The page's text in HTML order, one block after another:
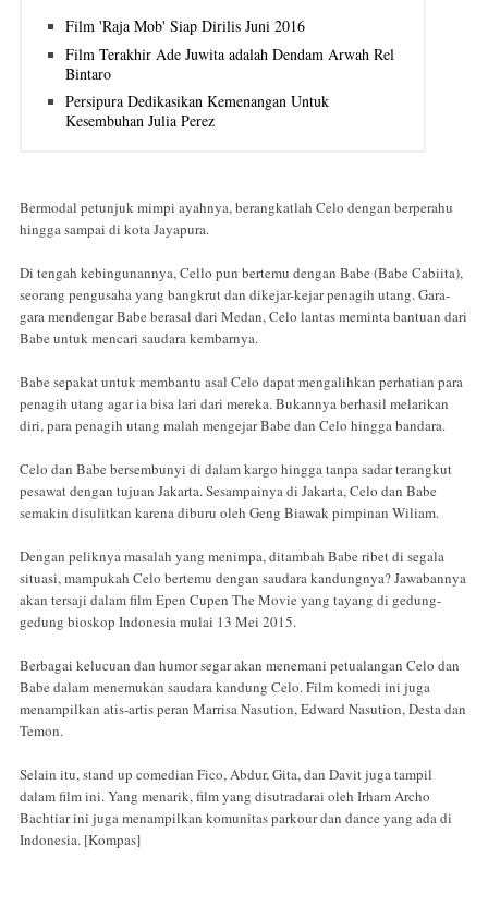
Film 'Raja Mob' Siap Dirilis Juni 2016
Film Terakhir Ade Juwita adalah Dendam Arwah Rel
Bintaro
Persipura Dedikasikan Kemenangan Untuk
Kesembuhan Julia Perez
Bermodal petunjuk mimpi ayahnya, berangkatlah Celo dengan berperahu
hingga sampai di kota Jayapura.
Di tengah kebingunannya, Cello pun bertemu dengan Babe (Babe Cabiita),
seorang pengusaha yang bangkrut dan dikejar-kejar penagih utang. Gara-
gara mendengar Babe berasal dari Medan, Celo lantas meminta bantuan dari
Babe untuk mencari saudara kembarnya.
Babe sepakat untuk membantu asal Celo dapat mengalihkan perhatian para
penagih utang agar ia bisa lari dari mereka. Bukannya berhasil melarikan
diri, para penagih utang malah mengejar Babe dan Celo hingga bandara.
Celo dan Babe bersembunyi di dalam kargo hingga tanpa sadar terangkut
pesawat dengan tujuan Jakarta. Sesampainya di Jakarta, Celo dan Babe
semakin disulitkan karena diburu oleh Geng Biawak pimpinan Wiliam.
Dengan peliknya masalah yang menimpa, ditambah Babe ribet di segala
situasi, mampukah Celo bertemu dengan saudara kandungnya? Jawabannya
akan tersaji dalam film Epen Cupen The Movie yang tayang di gedung-
gedung bioskop Indonesia mulai 13 Mei 2015.
Berbagai kelucuan dan humor segar akan menemani petualangan Celo dan
Babe dalam menemukan saudara kandung Celo. Film komedi ini juga
menampilkan atis-artis peran Marrisa Nasution, Edward Nasution, Desta dan
Temon.
Selain itu, stand up comedian Fico, Abdur, Gita, dan Davit juga tampil
dalam film ini. Yang menarik, film yang disutradarai oleh Irham Archo
Bachtiar ini juga menampilkan komunitas parkour dan dance yang ada di
Indonesia. [Kompas]